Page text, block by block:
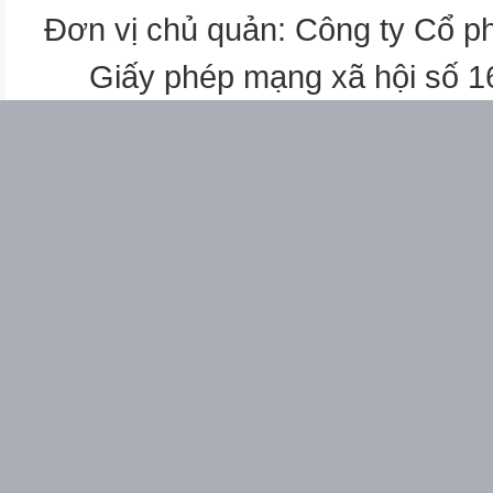
Đơn vị chủ quản: Công ty Cổ
Giấy phép mạng xã hội số